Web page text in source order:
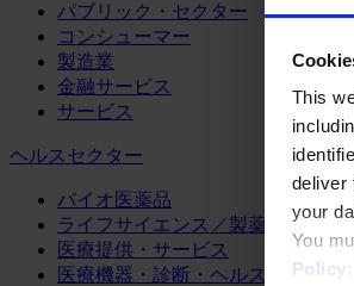
This
deliver
your
You
Policy
パブリック・セクター
コンシューマー
製造業
金融サービス
サービス
ヘルスセクター
バイオ医薬品
ライフサイエンス／製薬
医療提供・サービス
医療機器・診断・ヘルスケアテク